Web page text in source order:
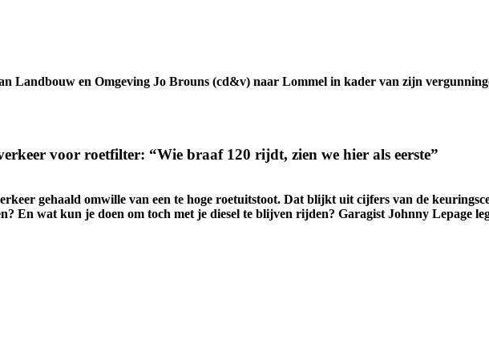
Landbouw en Omgeving Jo Brouns (cd&v) naar Lommel in kader van zijn
voor roetfilter: “Wie braaf 120 rijdt, zien we hier als eerste”
gehaald omwille van een te hoge roetuitstoot. Dat blijkt uit cijfers van de
En wat kun je doen om toch met je diesel te blijven rijden? Garagist Johnny Lepage